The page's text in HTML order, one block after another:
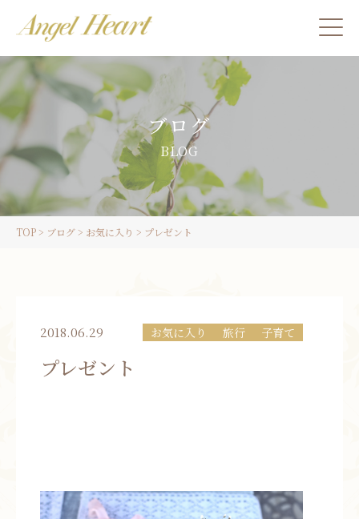
施術をご希望の方
カウンセリングをご希望の方へ
スクール受講生の方へ
お問い合わせ
活動実績
ブログ
BLOG
TOP> ブログ> お気に入り > プレゼント
2018.06.29 お気に入り 旅行 子育て
プレゼント